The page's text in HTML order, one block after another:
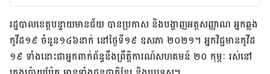
រដ្ឋបាល​ខេត្ត​បន្ទាយមានជ័យ បាន​ប្រកាស និង​បង្ហាញ​អត្តសញ្ញាណ អ្នក​ឆ្លង​
កូវីដ១៩ ចំនួន១៤៦នាក់ នៅ​ថ្ងៃទី១៩ ឧសភា ២០២១។ អ្នក​វិជ្ជមាន​កូវីដ
១៩ ទាំង​នោះ​ជា​អ្នក​ពាក់ព័ន្ធ​នឹង​ព្រឹត្តិការណ៍​សហគមន៍ ២០ កុម្ភៈ រស់នៅ​